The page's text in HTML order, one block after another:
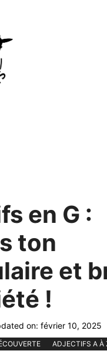
en G :
ton
et
!
on: février 10, 2025
ADJECTIFS A À